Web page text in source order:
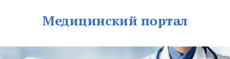
Медицинский портал